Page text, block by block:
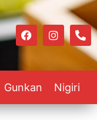
Gunkan Nigiri